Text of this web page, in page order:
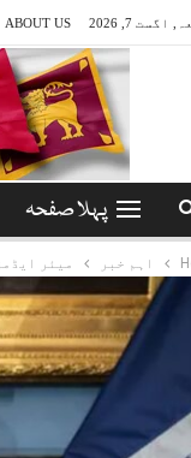
اگست 7, 2026 ABOUT US
پہلا صفحہ
اہم خبر میئر